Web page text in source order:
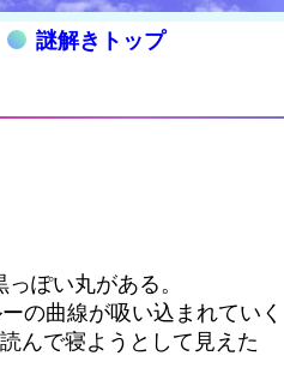
謎解きトップ
ぽい丸がある。
の曲線が吸い込まれてい
で寝ようとして見えた